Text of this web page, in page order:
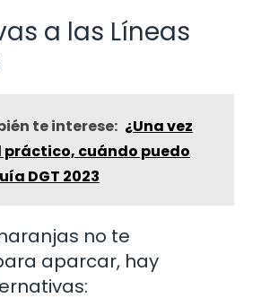
a las Líneas
te interese: ¿Una vez
práctico, cuándo puedo
DGT 2023
no te
aparcar, hay